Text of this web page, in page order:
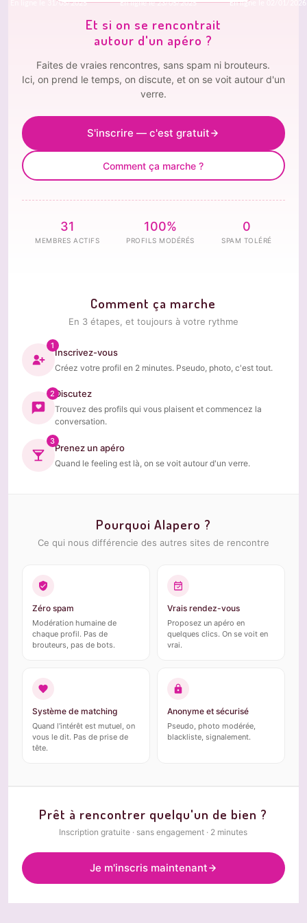
ligne le 31/05/2025 En ligne le 23/05/2025 En ligne le 02/01/2026
Et si on se rencontrait
autour d'un apéro ?
Faites de vraies rencontres, sans spam ni brouteurs.
Ici, on prend le temps, on discute, et on se voit autour d'un
verre.
S'inscrire — c'est gratuit
Comment ça marche ?
31
MEMBRES ACTIFS
100%
PROFILS MODÉRÉS
0
SPAM TOLÉRÉ
Comment ça marche
En 3 étapes, et toujours à votre rythme
1
Inscrivez-vous
Créez votre profil en 2 minutes. Pseudo, photo, c'est tout.
2 Discutez
Trouvez des profils qui vous plaisent et commencez la
conversation.
3
Prenez un apéro
Quand le feeling est là, on se voit autour d'un verre.
Pourquoi Alapero ?
Ce qui nous différencie des autres sites de rencontre
Zéro spam
Modération humaine de
chaque profil. Pas de
brouteurs, pas de bots.
Vrais rendez-vous
Proposez un apéro en
quelques clics. On se voit en
vrai.
Système de matching
Quand l'intérêt est mutuel, on
vous le dit. Pas de prise de
tête.
Anonyme et sécurisé
Pseudo, photo modérée,
blackliste, signalement.
Prêt à rencontrer quelqu'un de bien ?
Inscription gratuite · sans engagement · 2 minutes
Je m'inscris maintenant